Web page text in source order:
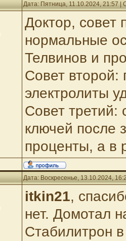
Дата: Пятница, 11.10.2024, 21:57
Доктор, совет
нормальные
Телвинов и
Совет второй:
электролиты
Совет третий:
ключей после
проценты, а в
Дата: Воскресенье, 13.10.2024,
itkin21,
нет. Домотал
Стабилитрон